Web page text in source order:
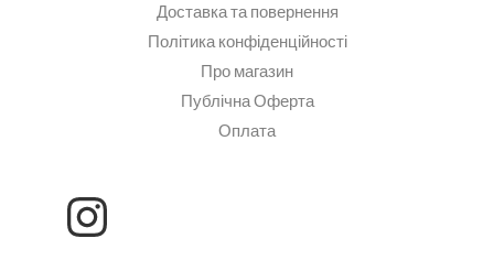
Доставка та повернення
Політика конфіденційності
Про магазин
Публічна Оферта
Оплата